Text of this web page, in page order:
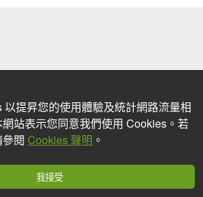
提昇您的使用體驗及統計網路流量相
站表示您同意我們使用 Cookies。若
閱 Cookies 聲明 。
我接受